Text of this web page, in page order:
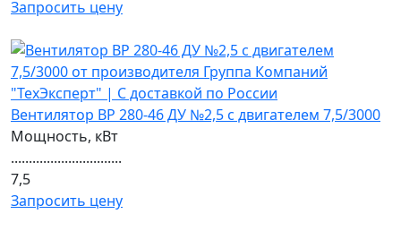
Запросить цену
Вентилятор ВР 280-46 ДУ №2,5 с двигателем 7,5/3000
Мощность, кВт
...............................
7,5
Запросить цену